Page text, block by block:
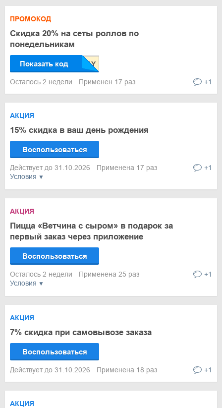
ПРОМОКОД
Скидка 20% на сеты роллов по
понедельникам
Показать код
Осталось 2 недели Применен 17 раз +1
Условия
АКЦИЯ
15% скидка в ваш день рождения
Воспользоваться
Действует до 31.10.2026 Применена 17 раз +1
Условия
АКЦИЯ
Пицца «Ветчина с сыром» в подарок за
первый заказ через приложение
Воспользоваться
Осталось 2 недели Применена 25 раз +1
АКЦИЯ
7% скидка при самовывозе заказа
Воспользоваться
Действует до 31.10.2026 Применена 18 раз +1
АКЦИЯ